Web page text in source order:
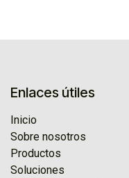
Enlaces útiles
Inicio
Sobre nosotros
Productos
Soluciones